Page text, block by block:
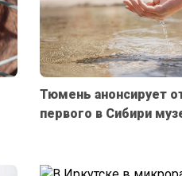
Тюмень анонсирует
первого в Сибири